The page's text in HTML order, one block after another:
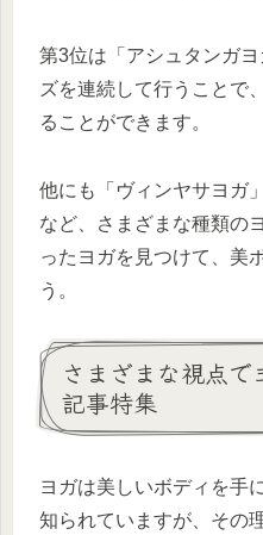
第3位は「アシュタンガ
ズを連続して行うことで
ることができます。
他にも「ヴィンヤサヨガ
など、さまざまな種類の
ったヨガを見つけて、美
う。
さまざまな視点で
記事特集
ヨガは美しいボディを手
知られていますが、その